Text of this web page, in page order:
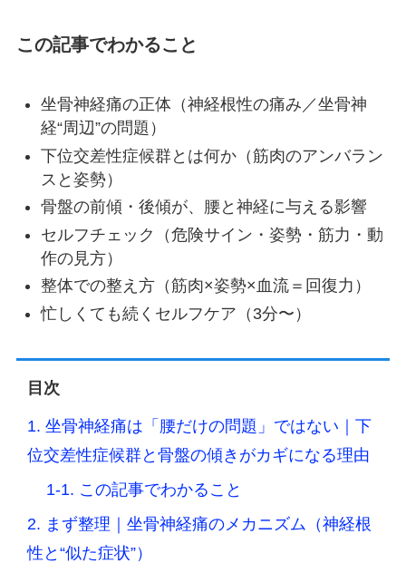
この記事でわかること
坐骨神経痛の正体（神経根性の痛み／坐骨神
経“周辺”の問題）
下位交差性症候群とは何か（筋肉のアンバラン
スと姿勢）
骨盤の前傾・後傾が、腰と神経に与える影響
セルフチェック（危険サイン・姿勢・筋力・動
作の見方）
整体での整え方（筋肉×姿勢×血流＝回復力）
忙しくても続くセルフケア（3分〜）
目次
1. 坐骨神経痛は「腰だけの問題」ではない｜下
位交差性症候群と骨盤の傾きがカギになる理由
1-1. この記事でわかること
2. まず整理｜坐骨神経痛のメカニズム（神経根
性と“似た症状”）